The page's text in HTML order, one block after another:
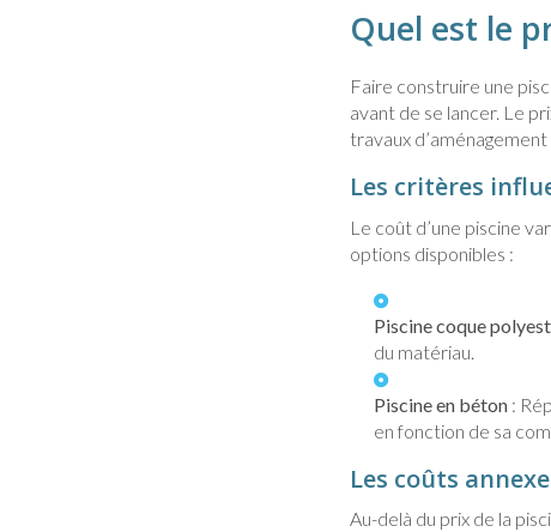
Quel est le
Faire construire une
avant de se lancer. Le
travaux
Les critères
Le coût d’une piscine
options disponibles :
Piscine coque
du matériau.
Piscine en béton :
en fonction de sa
Les coûts
Au-delà du prix de la